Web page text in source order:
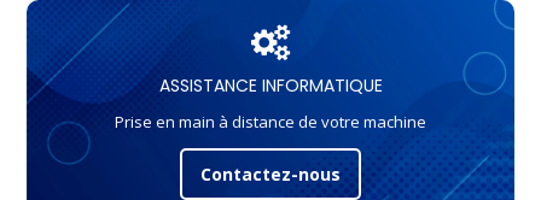
ASSISTANCE INFORMATIQUE
Prise en main à distance de votre machine
Contactez-nous